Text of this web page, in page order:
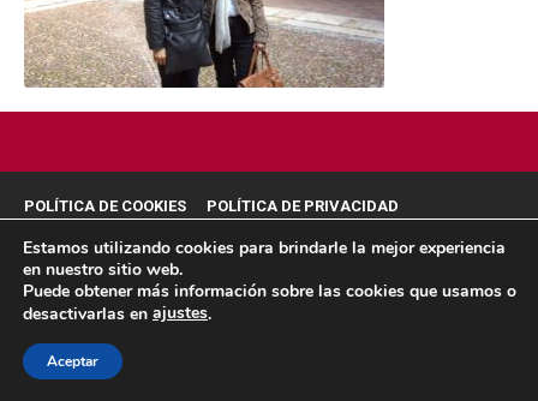
POLÍTICA DE COOKIES POLÍTICA DE PRIVACIDAD
© 2026 ACMS.
Estamos utilizando cookies para brindarle la mejor experiencia
en nuestro sitio web.
Puede obtener más información sobre las cookies que usamos o
desactivarlas en ajustes.
Aceptar